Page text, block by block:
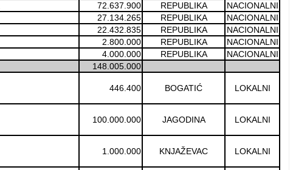
72.637.900 REPUBLIKA
NACIONALNI
27.134.265 REPUBLIKA
NACIONALNI
22.432.835 REPUBLIKA
NACIONALNI
2.800.000 REPUBLIKA
NACIONALNI
4.000.000 REPUBLIKA
NACIONALNI
148.005.000
446.400 BOGATIĆ LOKALNI
100.000.000 JAGODINA LOKALNI
1.000.000 KNJAŽEVAC LOKALNI